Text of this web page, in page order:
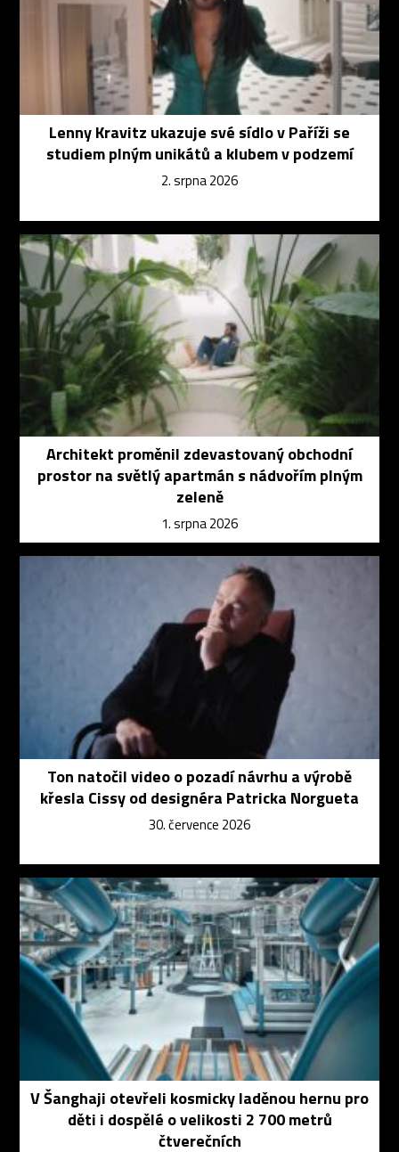
Lenny Kravitz ukazuje své sídlo v Paříži se
studiem plným unikátů a klubem v podzemí
2. srpna 2026
Architekt proměnil zdevastovaný obchodní
prostor na světlý apartmán s nádvořím plným
zeleně
1. srpna 2026
Ton natočil video o pozadí návrhu a výrobě
křesla Cissy od designéra Patricka Norgueta
30. července 2026
V Šanghaji otevřeli kosmicky laděnou hernu pro
děti i dospělé o velikosti 2 700 metrů
čtverečních